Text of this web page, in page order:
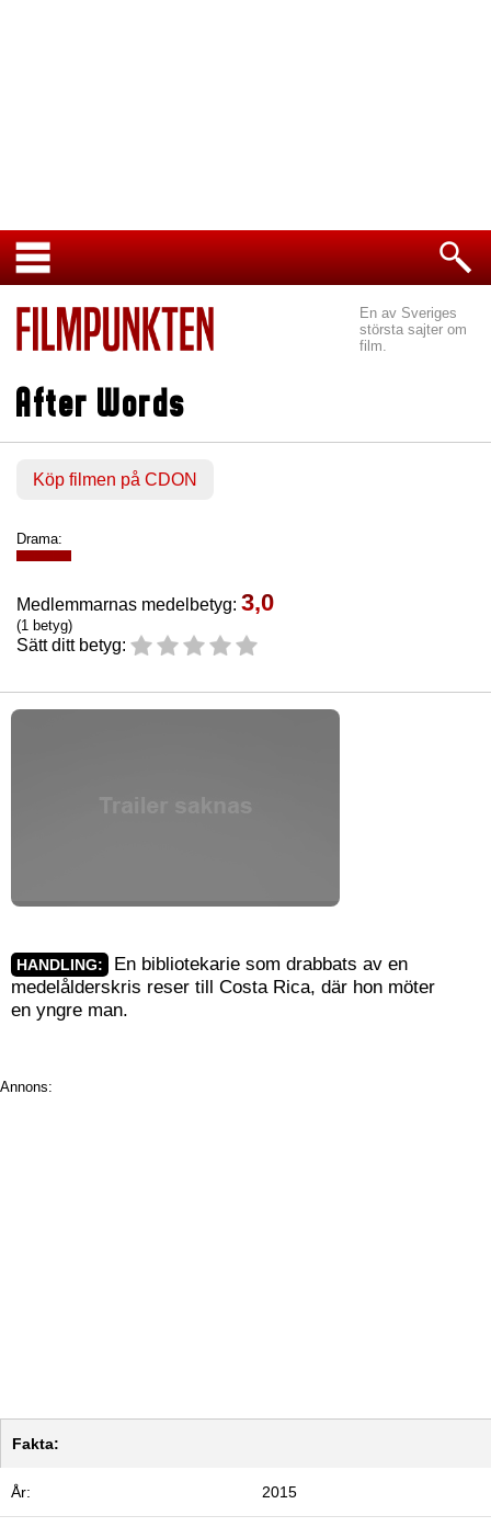
En av Sveriges
största sajter om
film.
After Words
Köp filmen på CDON
Drama:
Medlemmarnas medelbetyg: 3,0
(1 betyg)
Sätt ditt betyg:
HANDLING:
En bibliotekarie som drabbats av en
medelålderskris reser till Costa Rica, där hon möter
en yngre man.
Annons:
Fakta:
År: 2015